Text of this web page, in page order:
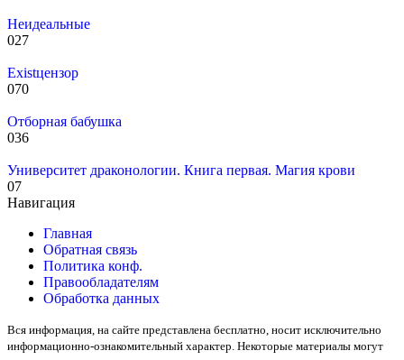
Неидеальные
027
Existцензор
070
Отборная бабушка
036
Университет драконологии. Книга первая. Магия крови
07
Навигация
Главная
Обратная связь
Политика конф.
Правообладателям
Обработка данных
Вся информация, на сайте представлена бесплатно, носит исключительно
информационно-ознакомительный характер. Некоторые материалы могут